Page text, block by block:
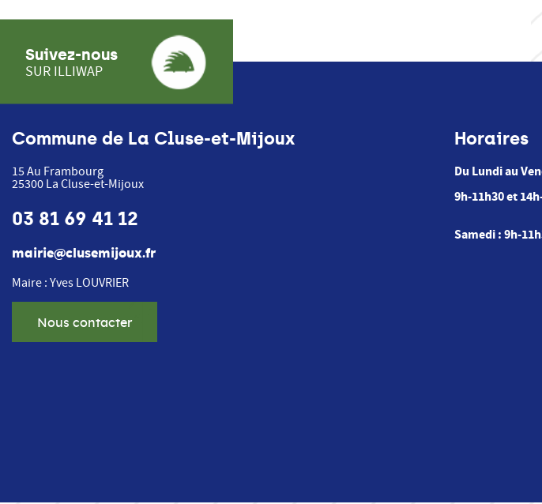
Suivez-nous
SUR ILLIWAP
Commune de La Cluse-et-Mijoux
15 Au Frambourg
25300 La Cluse-et-Mijoux
03 81 69 41 12
mairie@clusemijoux.fr
Maire : Yves LOUVRIER
Nous contacter
Horaires
Du Lundi au
9h-11h30 et
Samedi : 9h-